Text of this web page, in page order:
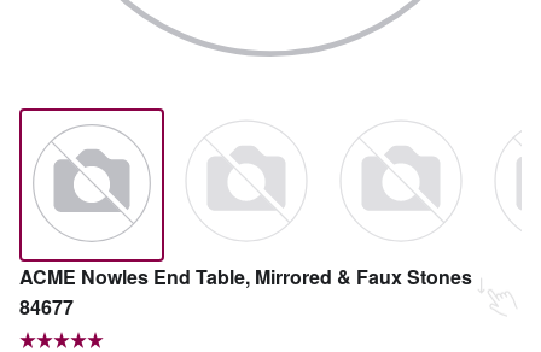
ACME Nowles End Table, Mirrored & Faux Stones
84677